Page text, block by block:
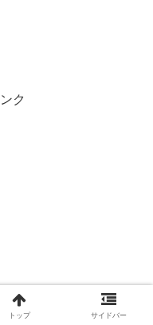
ク
トップ サイドバー